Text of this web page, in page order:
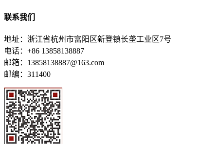
联系我们
地址：浙江省杭州市富阳区新登镇长垄工业区7号
电话：+86 13858138887
邮箱：13858138887@163.com
邮编：311400